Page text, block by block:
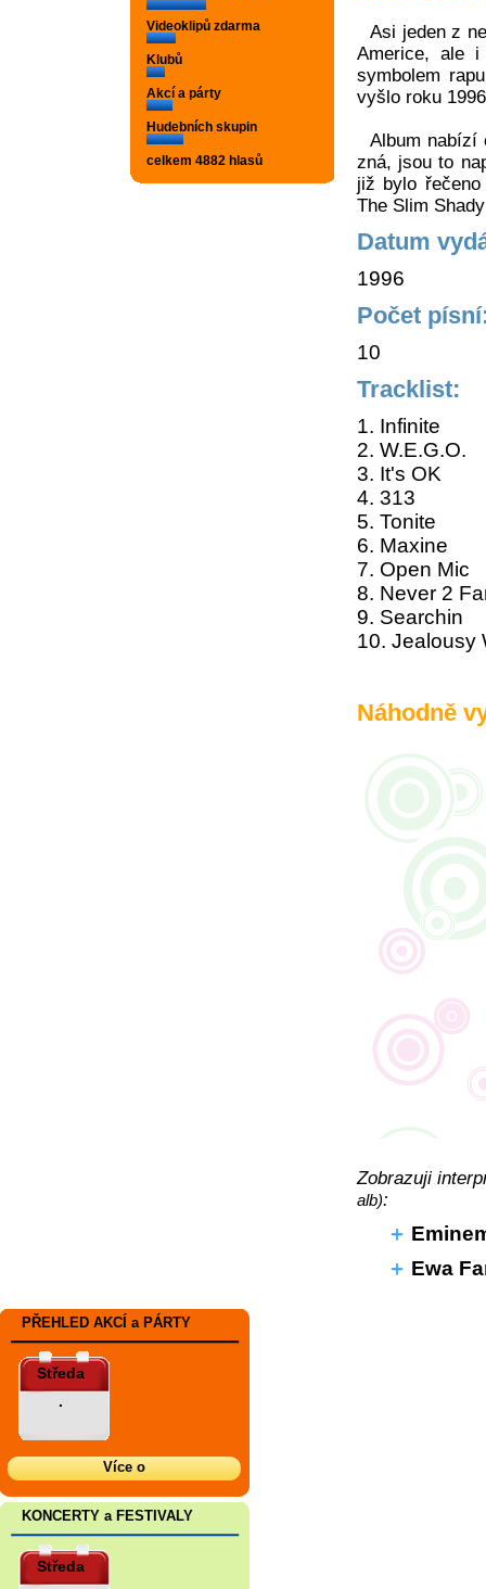
Videoklipů zdarma
Klubů
Akcí a párty
Hudebních skupin
celkem 4882 hlasů
Asi jeden z
Americe, ale
symbolem
vyšlo roku
Album nabízí
zná, jsou to
již bylo
The Slim
Datum
1996
Počet
10
Tracklist:
1. Infinite
2. W.E.G.O.
3. It's OK
4. 313
5. Tonite
6. Maxine
7. Open Mic
8. Never 2
9. Searchin
10. Jealousy
Náhodně
Zobrazuji
alb):
Ewa
PŘEHLED AKCÍ a PÁRTY
Středa
.
Více o
KONCERTY a FESTIVALY
Středa